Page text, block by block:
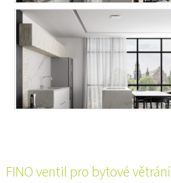
FINO ventil pro bytové větrání